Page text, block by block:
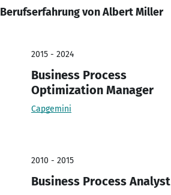
Berufserfahrung von Albert Miller
2015 - 2024
Business Process
Optimization Manager
Capgemini
2010 - 2015
Business Process Analyst